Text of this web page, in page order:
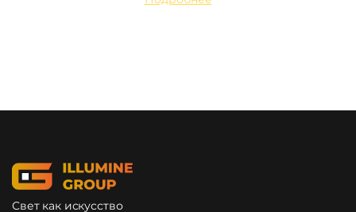
Свет как искусство